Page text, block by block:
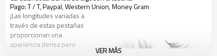
Pago: T / T, Paypal, Western Union, Money Gram
¡Las longitudes variadas a
través de estas pestañas
proporcionan una
apariencia densa pero
VER MÁS